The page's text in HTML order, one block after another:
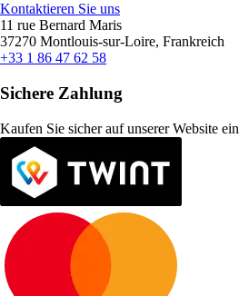
Kontaktieren Sie uns
11 rue Bernard Maris
37270 Montlouis-sur-Loire, Frankreich
+33 1 86 47 62 58
Sichere Zahlung
Kaufen Sie sicher auf unserer Website ein